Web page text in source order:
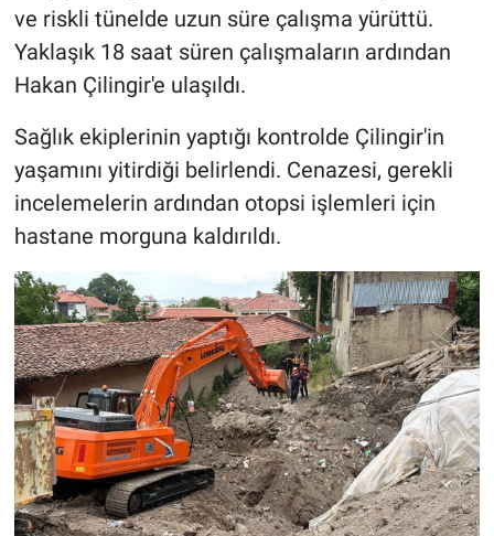
ve riskli tünelde uzun süre çalışma yürüttü.
Yaklaşık 18 saat süren çalışmaların ardından
Hakan Çilingir'e ulaşıldı.
Sağlık ekiplerinin yaptığı kontrolde Çilingir'in
yaşamını yitirdiği belirlendi. Cenazesi, gerekli
incelemelerin ardından otopsi işlemleri için
hastane morguna kaldırıldı.